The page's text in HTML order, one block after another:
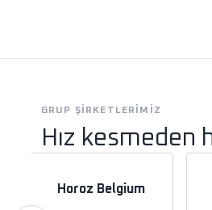
GRUP ŞIRKETLERIMIZ
Hız kesmeden
Horoz Belgium